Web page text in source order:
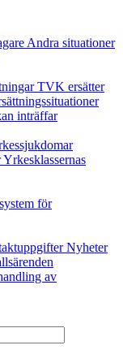
Andra situationer
TVK ersätter
inträffar
Yrkesklassernas
för
Nyheter
av